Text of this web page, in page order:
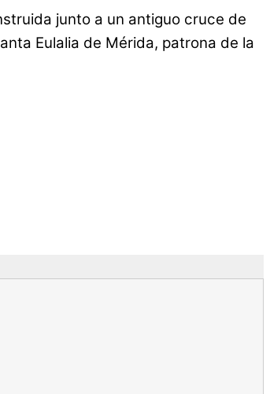
junto a un antiguo cruce de
Eulalia de Mérida, patrona de la